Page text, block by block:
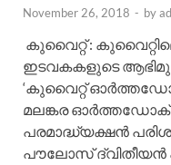
November 26, 2018 - by
കുവൈറ്റ്‌ :
ഇടവകകളുടെ
‘കുവൈറ്റ്‌
മലങ്കര
പരമാദ്ധ്യക്ഷൻ
പൗലോസ്‌ ദ്വിതീയൻ